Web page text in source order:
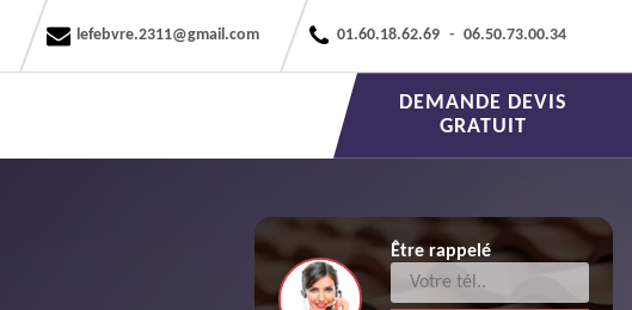
lefebvre.2311@gmail.com 01.60.18.62.69 - 06.50.73.00.34
DEMANDE DEVIS
GRATUIT
Être rappelé